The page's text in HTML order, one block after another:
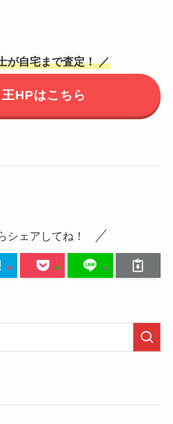
が自宅まで査定！ ／
HPはこちら
シェアしてね！